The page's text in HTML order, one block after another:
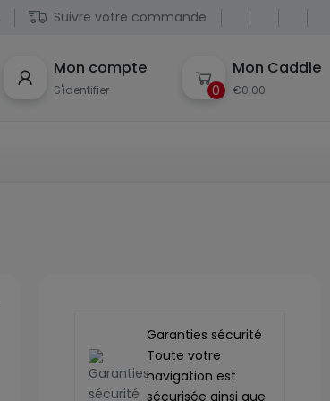
Suivre votre commande
Mon compte
S'identifier 0
Mon Caddie
€0.00
Garanties sécurité
Toute votre
navigation est
sécurisée ainsi que